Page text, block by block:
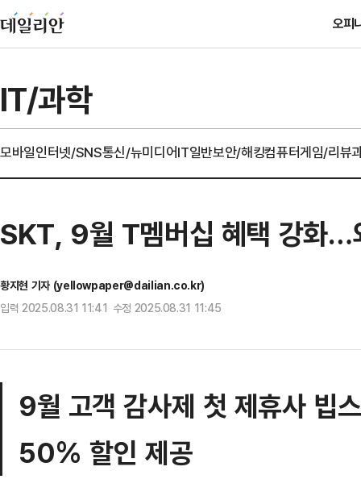
오피
IT/과학
모바일인터넷/SNS통신/뉴미디어IT일반보안/해킹컴퓨터게임/리뷰
SKT, 9월 T멤버십 혜택 강화…
황지현 기자 (yellowpaper@dailian.co.kr)
입력 2025.08.31 11:41 수정 2025.08.31 11:45
9월 고객 감사제 첫 제휴사 빕
50% 할인 제공